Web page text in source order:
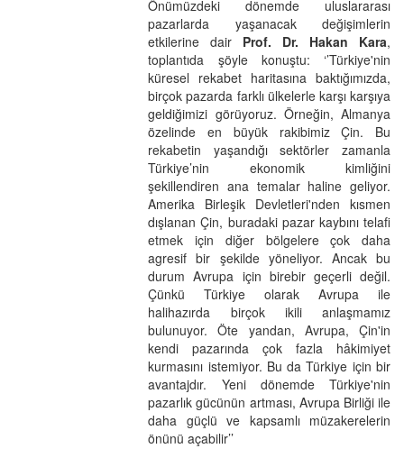
Önümüzdeki dönemde uluslararası
pazarlarda yaşanacak değişimlerin
etkilerine dair Prof. Dr. Hakan Kara,
toplantıda şöyle konuştu: ‘’Türkiye'nin
küresel rekabet haritasına baktığımızda,
birçok pazarda farklı ülkelerle karşı karşıya
geldiğimizi görüyoruz. Örneğin, Almanya
özelinde en büyük rakibimiz Çin. Bu
rekabetin yaşandığı sektörler zamanla
Türkiye’nin ekonomik kimliğini
şekillendiren ana temalar haline geliyor.
Amerika Birleşik Devletleri'nden kısmen
dışlanan Çin, buradaki pazar kaybını telafi
etmek için diğer bölgelere çok daha
agresif bir şekilde yöneliyor. Ancak bu
durum Avrupa için birebir geçerli değil.
Çünkü Türkiye olarak Avrupa ile
halihazırda birçok ikili anlaşmamız
bulunuyor. Öte yandan, Avrupa, Çin'in
kendi pazarında çok fazla hâkimiyet
kurmasını istemiyor. Bu da Türkiye için bir
avantajdır. Yeni dönemde Türkiye'nin
pazarlık gücünün artması, Avrupa Birliği ile
daha güçlü ve kapsamlı müzakerelerin
önünü açabilir’’